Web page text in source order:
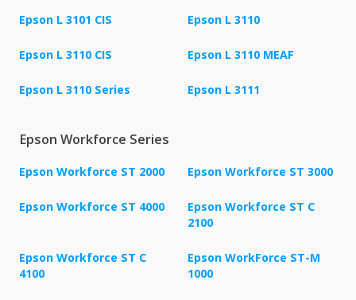
Epson L 3101 CIS Epson L 3110
Epson L 3110 CIS Epson L 3110 MEAF
Epson L 3110 Series Epson L 3111
Epson Workforce Series
Epson Workforce ST 2000 Epson Workforce ST 3000
Epson Workforce ST 4000
Epson Workforce ST C
2100
Epson Workforce ST C
4100
Epson WorkForce ST-M
1000